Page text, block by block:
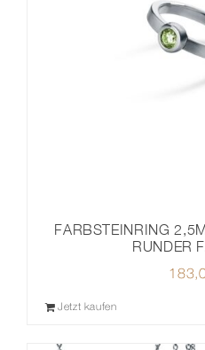
FARBSTEINRING
RUNDER
Jetzt kaufen